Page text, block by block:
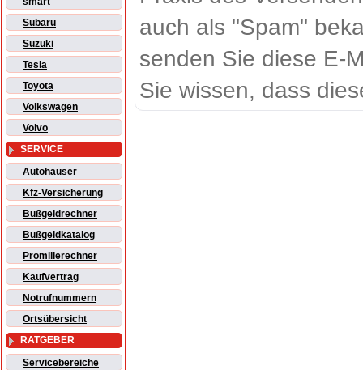
Subaru
Suzuki
Tesla
Toyota
Volkswagen
Volvo
SERVICE
Autohäuser
Kfz-Versicherung
Bußgeldrechner
Bußgeldkatalog
Promillerechner
Kaufvertrag
Notrufnummern
Ortsübersicht
RATGEBER
Servicebereiche
auch als "Spam"
senden Sie diese E-
Sie wissen, dass